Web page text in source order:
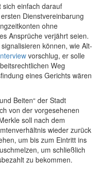
sich einfach darauf
Dienstvereinbarung
ohne
Ansprüche verjährt seien.
können, wie Alt-
vorschlug, er solle
Weg
eines Gerichts wären
Beiten“ der Stadt
von der vorgesehenen
soll nach dem
wieder zurück
um bis zum Eintritt ins
um schließlich
zu bekommen.